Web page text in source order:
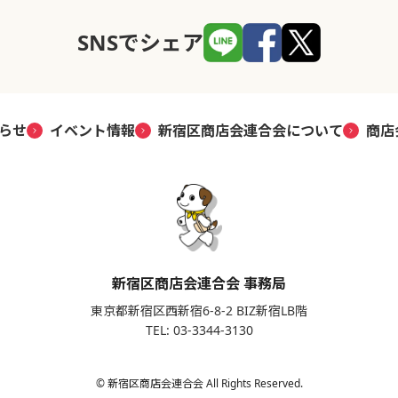
SNSでシェア
せ イベント情報 新宿区商店会連合会について 商
新宿区商店会連合会 事務局
東京都新宿区西新宿6-8-2 BIZ新宿LB階
TEL: 03-3344-3130
© 新宿区商店会連合会 All Rights Reserved.